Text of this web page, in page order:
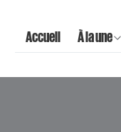
Accueil À la une